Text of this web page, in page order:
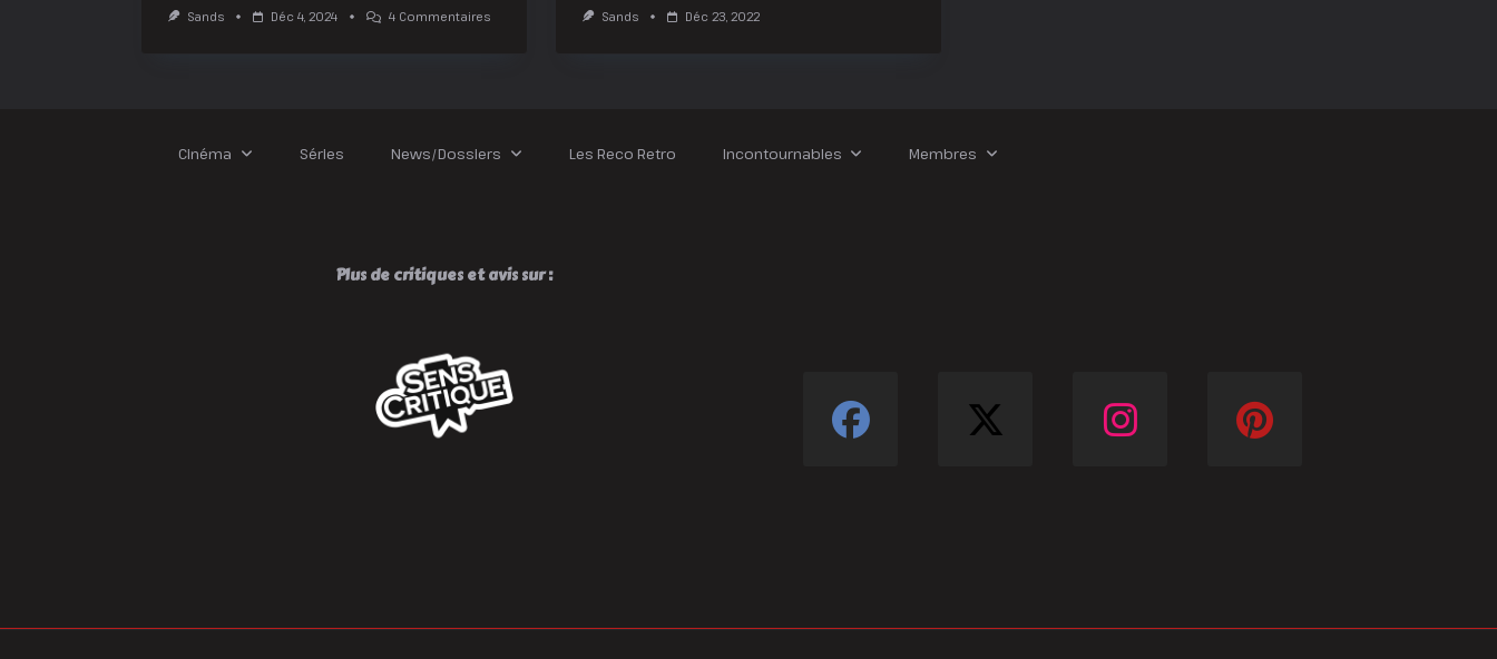
Sands Déc 4, 2024 4 CommentairesSur
Sands Déc 23, 2022
Cinéma Séries News/Dossiers Les Reco Retro Incontournables Membres
Plus de critiques et avis sur :